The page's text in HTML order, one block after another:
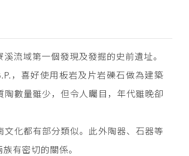
流域第一個發現及發掘的史前遺址。
，喜好使用板岩及片岩礫石做為建築
數量雖少，但令人矚目，年代雖晚卻
化都有部分類似。此外陶器、石器等
有密切的關係。